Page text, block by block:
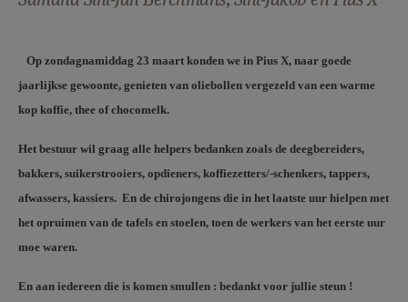
Op zondagnamiddag 23 maart konden we in Pius X, naar goede
jaarlijkse gewoonte, genieten van oliebollen vergezeld van een warme
kop koffie, thee of chocomelk.
Het bestuur wil graag alle helpers bedanken zoals de deegbereiders,
bakkers, suikerstrooiers, opdieners, koffiezetters/-schenkers, tappers,
afwassers, kassiers. En de chirojongens die in het laatste uur hielpen met
het opruimen van de tafels en stoelen, toen de werkers van het eerste uur
moe waren.
En aan iedereen die is komen smullen : bedankt voor jullie steun !